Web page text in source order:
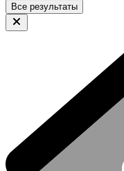
Все результаты